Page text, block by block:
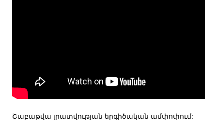
Շաբաթվա լրատվության երգիծական ամփոփում: